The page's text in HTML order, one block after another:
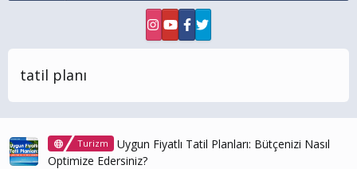
tatil planı
Turizm
Uygun Fiyatlı Tatil Planları: Bütçenizi Nasıl
Optimize Edersiniz?